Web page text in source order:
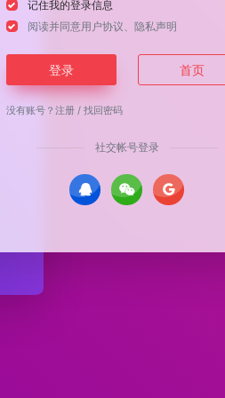
记住我的登录信息
阅读并同意用户协议 、隐私声明
登录 首页
没有账号？注册 /找回密码
社交帐号登录